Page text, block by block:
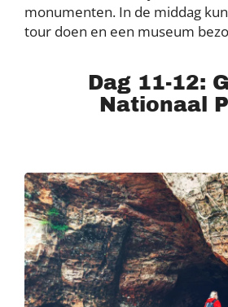
monumenten. In de middag
tour doen en een museum
Dag 11-12:
Nationaal